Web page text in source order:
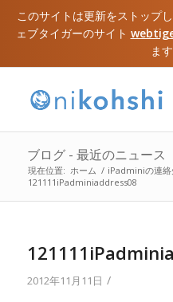
このサイトは更新をストップ
ェブタイガーのサイト
ます
ブログ - 最近のニュース
現在位置: ホーム / iPadminiの連
121111iPadminiaddress08
2012年11月11日 /